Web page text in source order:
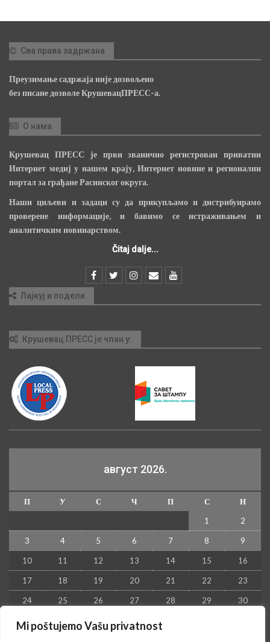
Mi poštujemo Vašu privatnost
Сва права задржана
Преузимање садржаја није дозвољено
без писане дозволе КрушевацПРЕСС-а.
О нама
Крушевац ПРЕСС је први званично регистрован приватни
Интернет медиј у нашем крају, Интернет новине и регионални
портал за грађане Расинског округа.
Наши циљеви и задаци су да прикупљамо и дистрибуирамо
проверене информације, и бавимо се истраживањем и
аналитичким новинарством.
Čitaj dalje...
Лајкуј и подели
Крушевац ПРЕСС је члан у:
август 2026.
П У С Ч П С
Н
1
2
3 4 5 6 7 8 9
10 11 12 13 14 15 16
17 18 19 20 21 22 23
24 25 26 27 28 29 30
31